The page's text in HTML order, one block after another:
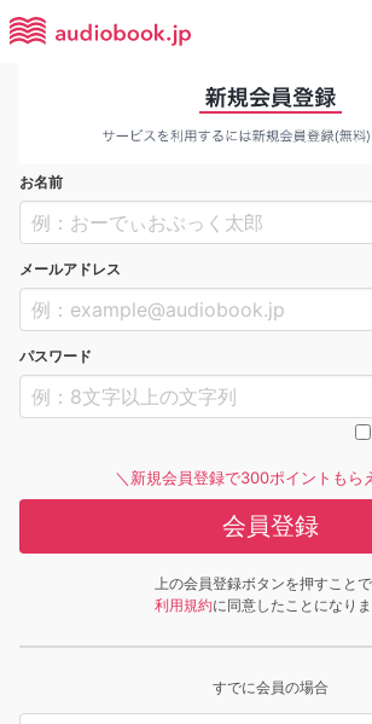
お名前
メールアドレス
パスワード
＼新規会員登録で300ポイントもら
会員登録
上の会員登録ボタンを押すことで
利用規約に同意したことになり
すでに会員の場合